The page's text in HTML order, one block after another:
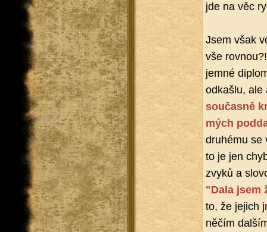
jde na věc
Jsem však
vše
jemné
od­kaš­lu,
sou­čas­ně
mých
dru­hé­mu se
to je jen
zvyků a
"Dala jsem
to, že je­jich
něčím